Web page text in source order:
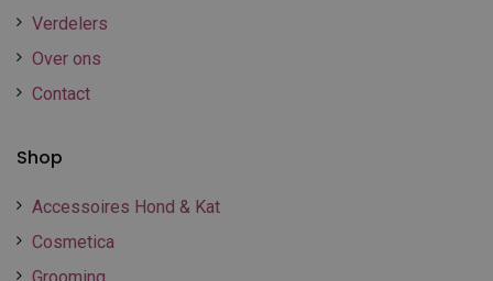
Verdelers
Over ons
Contact
Shop
Accessoires Hond & Kat
Cosmetica
Grooming